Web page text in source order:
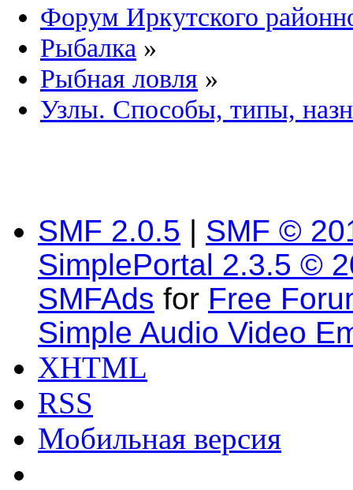
Форум Иркутского
Рыбалка »
Рыбная ловля »
Узлы. Способы, типы,
SMF 2.0.5 | SMF ©
SimplePortal 2.3.5 ©
SMFAds for Free
Simple Audio Video
XHTML
RSS
Мобильная версия